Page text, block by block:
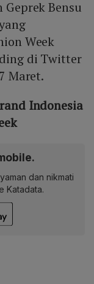
Bensu
Week
di Twitter
Maret.
Indonesia
dan nikmati
Katadata.